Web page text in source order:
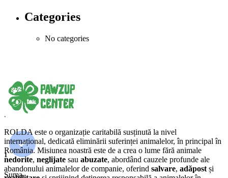
Categories
No categories
1
Suma
ROLDA este o organizație caritabilă susținută la nivel
internațional, dedicată eliminării suferinței animalelor, în principal în
România. Misiunea noastră este de a crea o lume fără animale
nedorite, neglijate sau abuzate, abordând cauzele profunde ale
abandonului animalelor de companie, oferind salvare, adăpost și